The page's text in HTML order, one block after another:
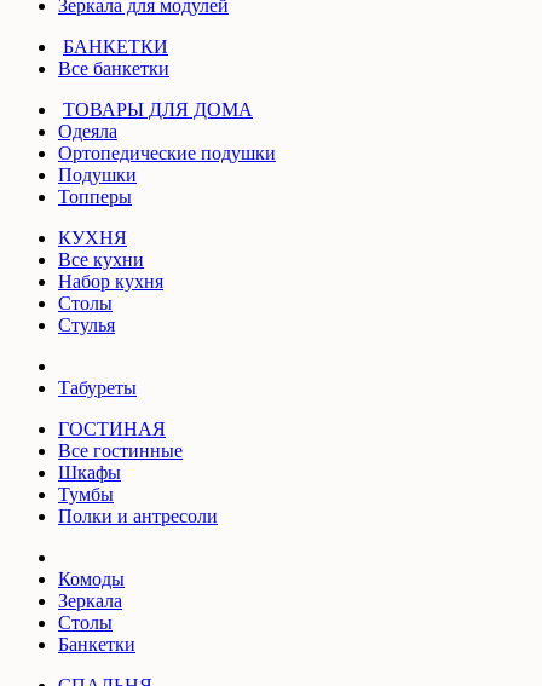
Зеркала для модулей
БАНКЕТКИ
Все банкетки
ТОВАРЫ ДЛЯ ДОМА
Одеяла
Ортопедические подушки
Подушки
Топперы
КУХНЯ
Все кухни
Набор кухня
Столы
Стулья
Табуреты
ГОСТИНАЯ
Все гостинные
Шкафы
Тумбы
Полки и антресоли
Комоды
Зеркала
Столы
Банкетки